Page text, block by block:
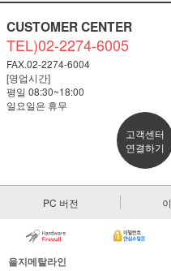
CUSTOMER CENTER
TEL)02-2274-6005
FAX.02-2274-6004
[영업시간]
평일 08:30~18:00
일요일은 휴무
고객센터
연결하기
PC 버전
을지메탈라인